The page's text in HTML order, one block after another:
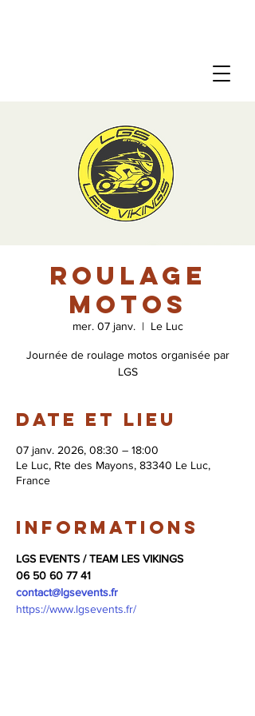
Roulage
motos
mer. 07 janv.
  |
Le Luc
Journée de roulage motos organisée par
LGS
Date et lieu
07 janv. 2026, 08:30 – 18:00
Le Luc, Rte des Mayons, 83340 Le Luc,
France
Informations
LGS EVENTS / TEAM LES VIKINGS
06 50 60 77 41
contact@lgsevents.fr
https://www.lgsevents.fr/